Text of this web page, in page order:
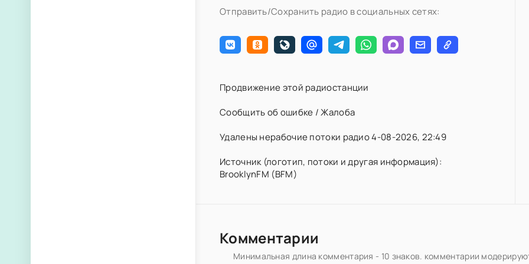
Отправить/Сохранить радио в социальных сетях:
Продвижение этой радиостанции
Сообщить об ошибке / Жалоба
Удалены нерабочие потоки радио 4-08-2026, 22:49
Источник (логотип, потоки и другая информация):
BrooklynFM (BFM)
Комментарии
Минимальная длина комментария - 10 знаков. комментарии